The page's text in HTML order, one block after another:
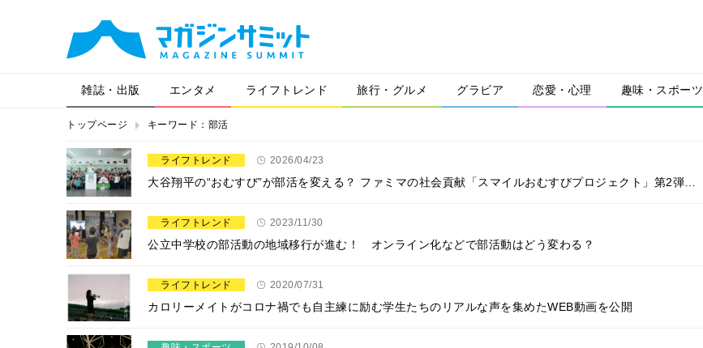
雑誌・出版 エンタメ ライフトレンド 旅行・グルメ グラビア 恋愛・心理 趣味・スポーツ
トップページ キーワード：部活
ライフトレンド 2026/04/23
大谷翔平の“おむすび”が部活を変える？ ファミマの社会貢献「スマイルおむすびプロジェクト」第2弾…
ライフトレンド 2023/11/30
公立中学校の部活動の地域移行が進む！ オンライン化などで部活動はどう変わる？
ライフトレンド 2020/07/31
カロリーメイトがコロナ禍でも自主練に励む学生たちのリアルな声を集めたWEB動画を公開